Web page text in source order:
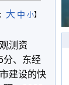
大 中 小】
测资
分、东经
建设的快